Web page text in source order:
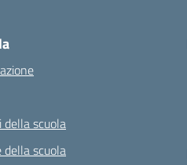
della scuola
della scuola